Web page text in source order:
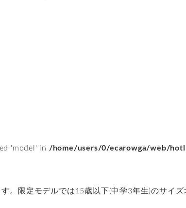
'model' in /home/users/0/ecarowga/web/
。限定モデルでは15歳以下(中学3年生)のサイズ